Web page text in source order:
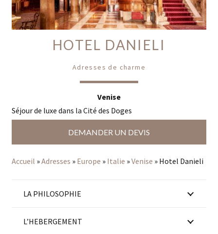
HOTEL DANIELI
Adresses de charme
Venise
Séjour de luxe dans la Cité des Doges
DEMANDER UN DEVIS
Accueil »Adresses » Europe » Italie »Venise » Hotel Danieli
LA PHILOSOPHIE
L’HEBERGEMENT